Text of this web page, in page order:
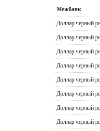
Межбанк
Доллар черный
Доллар черный
Доллар черный
Доллар черный
Доллар черный
Доллар черный
Доллар черный
Доллар черный